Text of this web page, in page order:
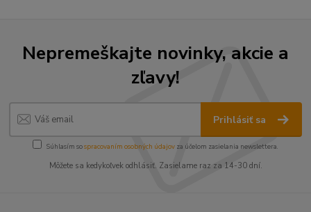
Nepremeškajte novinky, akcie a
zľavy!
Prihlásiť sa
Súhlasím sospracovaním osobných údajov za účelom zasielania newslettera.
Môžete sa kedykoľvek odhlásiť. Zasielame raz za 14-30 dní.